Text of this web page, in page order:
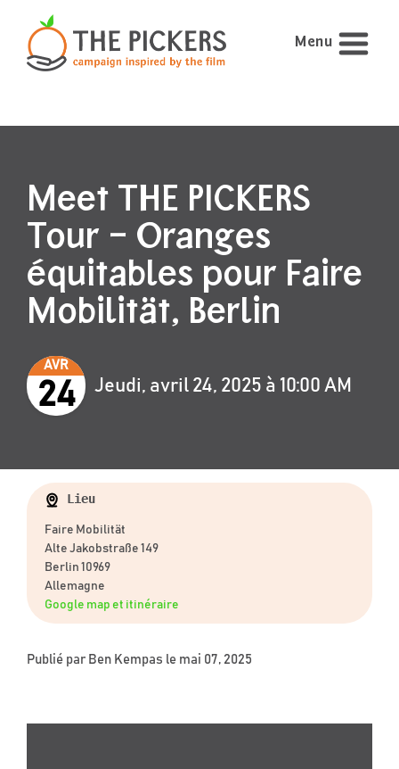
Menu
Meet THE PICKERS
Tour – Oranges
équitables pour Faire
Mobilität, Berlin
AVR
24 Jeudi, avril 24, 2025 à 10:00 AM
Lieu
Faire Mobilität
Alte Jakobstraße 149
Berlin 10969
Allemagne
Google map et itinéraire
Publié par Ben Kempas le mai 07, 2025